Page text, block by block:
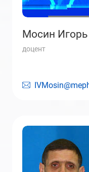
Мосин Игорь
доцент